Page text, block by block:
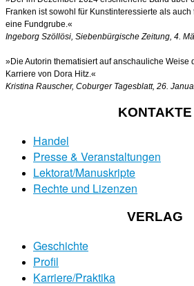
Franken ist sowohl für Kunstinteressierte als
eine Fundgrube.«
Ingeborg Szöllösi, Siebenbürgische Zeitung, 4.
»Die Autorin thematisiert auf anschauliche Weise
Karriere von Dora Hitz.«
Kristina Rauscher, Coburger Tagesblatt, 26.
KONTAKTE
Handel
Presse & Veranstaltungen
Lektorat/Manuskripte
Rechte und Lizenzen
VERLAG
Geschichte
Profil
Karriere/Praktika